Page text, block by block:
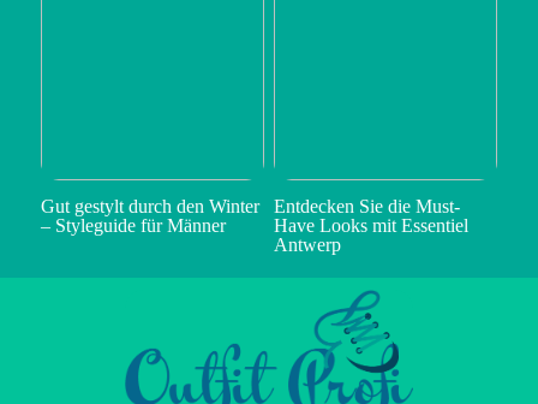
Gut gestylt durch den Winter
– Styleguide für Männer
Entdecken Sie die Must-
Have Looks mit Essentiel
Antwerp